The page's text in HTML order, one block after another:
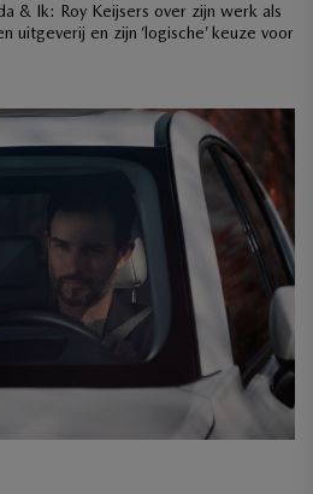
& Ik: Roy Keijsers over zijn werk als
uitgeverij en zijn ‘logische’ keuze voor